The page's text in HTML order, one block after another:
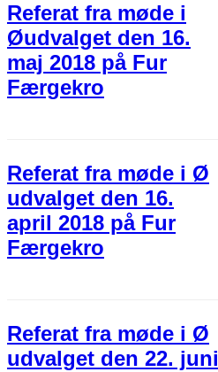
Referat fra møde i
Øudvalget den 16.
maj 2018 på Fur
Færgekro
Referat fra møde i Ø
udvalget den 16.
april 2018 på Fur
Færgekro
Referat fra møde i Ø
udvalget den 22. juni